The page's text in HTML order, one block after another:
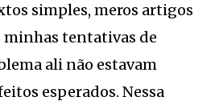
simples, meros artigos
minhas tentativas de
ali não estavam
esperados. Nessa